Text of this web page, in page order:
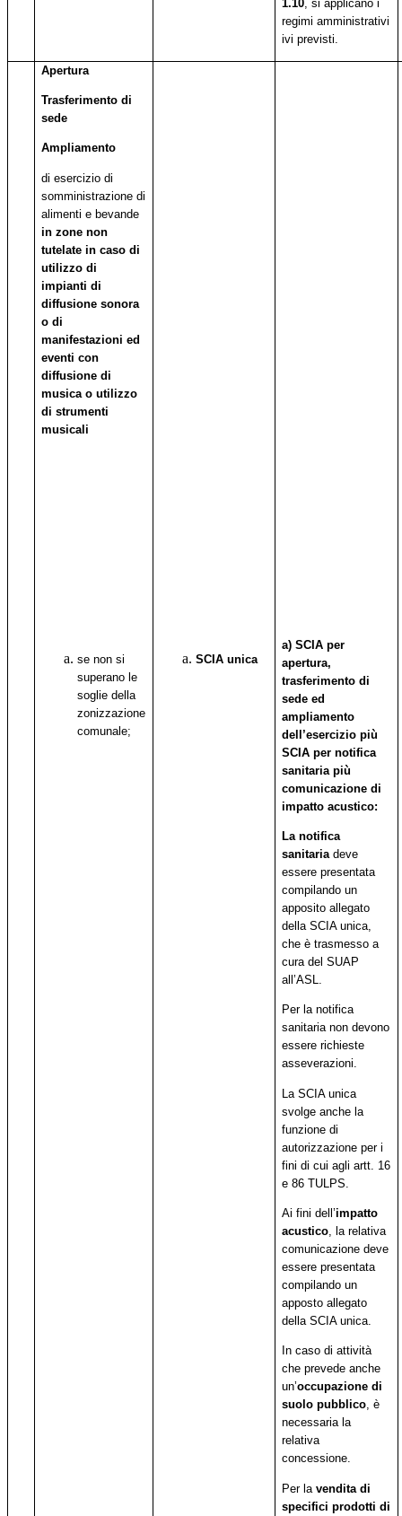
1.10, si applicano i
regimi amministrativi
ivi previsti.
Apertura
Trasferimento di
sede
Ampliamento
di esercizio di
somministrazione di
alimenti e bevande
in zone non
tutelate in caso di
utilizzo di
impianti di
diffusione sonora
o di
manifestazioni ed
eventi con
diffusione di
musica o utilizzo
di strumenti
musicali
se non si
superano le
soglie della
zonizzazione
comunale;
SCIA unica
a) SCIA per
apertura,
trasferimento di
sede ed
ampliamento
dell’esercizio più
SCIA per notifica
sanitaria più
comunicazione di
impatto acustico:
La notifica
sanitariadeve
essere presentata
compilando un
apposito allegato
della SCIA unica,
che è trasmesso a
cura del SUAP
all’ASL.
Per la notifica
sanitaria non devono
essere richieste
asseverazioni.
La SCIA unica
svolge anche la
funzione di
autorizzazione per i
fini di cui agli artt. 16
e 86 TULPS.
Ai fini dell’impatto
acustico, la relativa
comunicazione deve
essere presentata
compilando un
apposto allegato
della SCIA unica.
In caso di attività
che prevede anche
un’occupazione di
suolo pubblico, è
necessaria la
relativa
concessione.
Per lavendita di
specifici prodotti di